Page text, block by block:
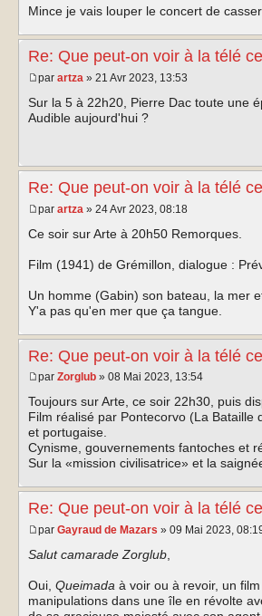
Mince je vais louper le concert de
Re: Que peut-on voir à la télé
par artza » 21 Avr 2023, 13:53
Sur la 5 à 22h20, Pierre Dac toute une
Audible aujourd'hui ?
Re: Que peut-on voir à la télé
par artza » 24 Avr 2023, 08:18
Ce soir sur Arte à 20h50 Remorques.
Film (1941) de Grémillon, dialogue :
Un homme (Gabin) son bateau, la mer
Y'a pas qu'en mer que ça tangue.
Re: Que peut-on voir à la télé
par Zorglub » 08 Mai 2023, 13:54
Toujours sur Arte, ce soir 22h30, puis
Film réalisé par Pontecorvo (La
et portugaise.
Cynisme, gouvernements fantoches et
Sur la «mission civilisatrice» et la
Re: Que peut-on voir à la télé
par Gayraud de Mazars » 09 Mai 2023,
Salut camarade Zorglub
Oui, Queimada à voir ou à revoir, un
manipulations dans une île en révolte